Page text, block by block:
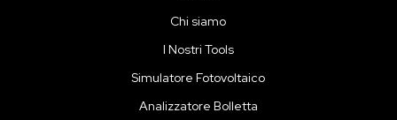
Chi siamo
I Nostri Tools
Simulatore Fotovoltaico
Analizzatore Bolletta